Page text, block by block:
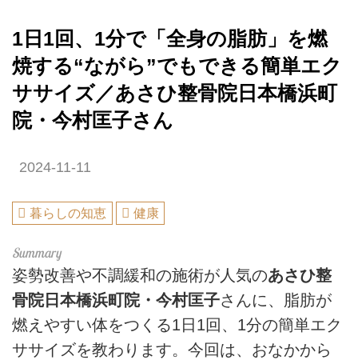
1日1回、1分で「全身の脂肪」を燃
焼する“ながら”でもできる簡単エク
ササイズ／あさひ整骨院日本橋浜町
院・今村匡子さん
2024-11-11
暮らしの知恵 健康
姿勢改善や不調緩和の施術が人気のあさひ整
骨院日本橋浜町院・今村匡子さんに、脂肪が
燃えやすい体をつくる1日1回、1分の簡単エク
ササイズを教わります。今回は、おなかから